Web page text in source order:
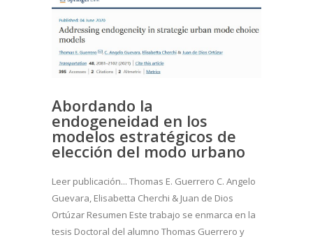
Abordando la
endogeneidad en los
modelos estratégicos de
elección del modo urbano
Leer publicación... Thomas E. Guerrero C. Angelo
Guevara, Elisabetta Cherchi & Juan de Dios
Ortúzar Resumen Este trabajo se enmarca en la
tesis Doctoral del alumno Thomas Guerrero y